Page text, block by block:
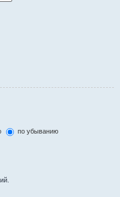
по убыванию